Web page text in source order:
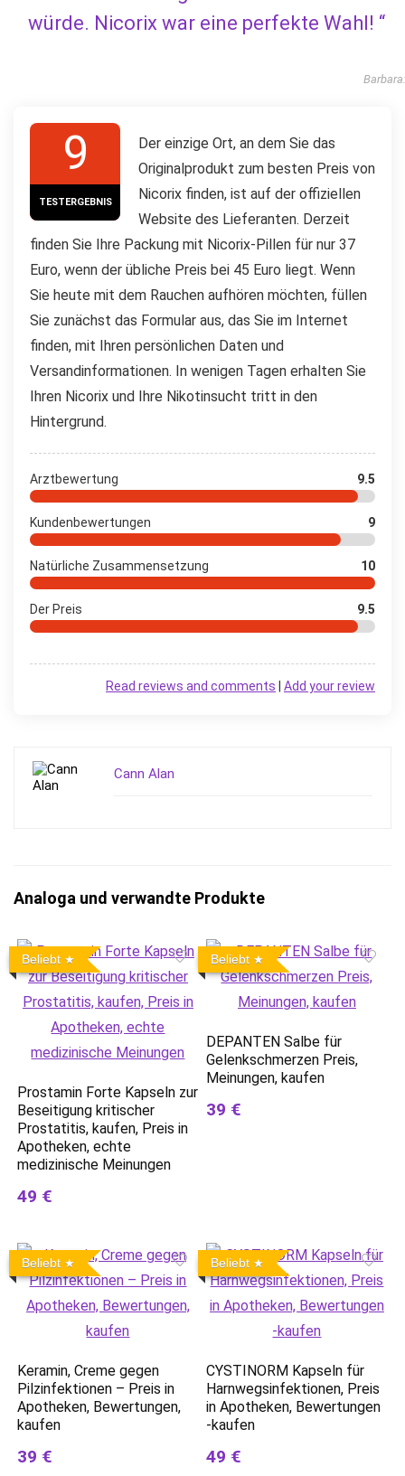
würde. Nicorix war eine perfekte Wahl! “
Barbara:
9
TESTERGEBNIS
Der einzige Ort, an dem Sie das
Originalprodukt zum besten Preis von
Nicorix finden, ist auf der offiziellen
Website des Lieferanten. Derzeit
finden Sie Ihre Packung mit Nicorix-Pillen für nur 37
Euro, wenn der übliche Preis bei 45 Euro liegt. Wenn
Sie heute mit dem Rauchen aufhören möchten, füllen
Sie zunächst das Formular aus, das Sie im Internet
finden, mit Ihren persönlichen Daten und
Versandinformationen. In wenigen Tagen erhalten Sie
Ihren Nicorix und Ihre Nikotinsucht tritt in den
Hintergrund.
Arztbewertung 9.5
Kundenbewertungen 9
Natürliche Zusammensetzung 10
Der Preis 9.5
Add your review
Read reviews and comments
Cann Alan
Analoga und verwandte Produkte
Beliebt
Prostamin Forte Kapseln zur
Beseitigung kritischer
Prostatitis, kaufen, Preis in
Apotheken, echte
medizinische Meinungen
49 €
Beliebt
DEPANTEN Salbe für
Gelenkschmerzen Preis,
Meinungen, kaufen
39 €
Beliebt
Keramin, Creme gegen
Pilzinfektionen – Preis in
Apotheken, Bewertungen,
kaufen
39 €
Beliebt
CYSTINORM Kapseln für
Harnwegsinfektionen, Preis
in Apotheken, Bewertungen
-kaufen
49 €